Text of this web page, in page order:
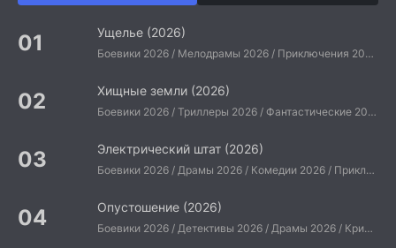
Ущелье (2026)
Боевики 2026 / Мелодрамы 2026 / Приключения 2026 / Ужасы 2026 / Фантастические 2026 / Зарубежные фильмы 2026 / Американские фильмы / Фильмы 2026
Хищные земли (2026)
Боевики 2026 / Триллеры 2026 / Фантастические 2026 / Зарубежные фильмы 2026 / Американские фильмы / Фильмы 2026
Электрический штат (2026)
Боевики 2026 / Драмы 2026 / Комедии 2026 / Приключения 2026 / Фантастические 2026 / Зарубежные фильмы 2026 / Американские фильмы / Фильмы 2026
Опустошение (2026)
Боевики 2026 / Детективы 2026 / Драмы 2026 / Криминальные фильмы 2026 / Триллеры 2026 / Зарубежные фильмы 2026 / Американские фильмы / Фильмы 2026